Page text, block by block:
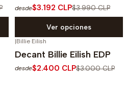
desde$3.192 CLP$3.990 CLP
Ver opciones
|Billie Eilish
Decant Billie Eilish EDP
desde$2.400 CLP$3.000 CLP